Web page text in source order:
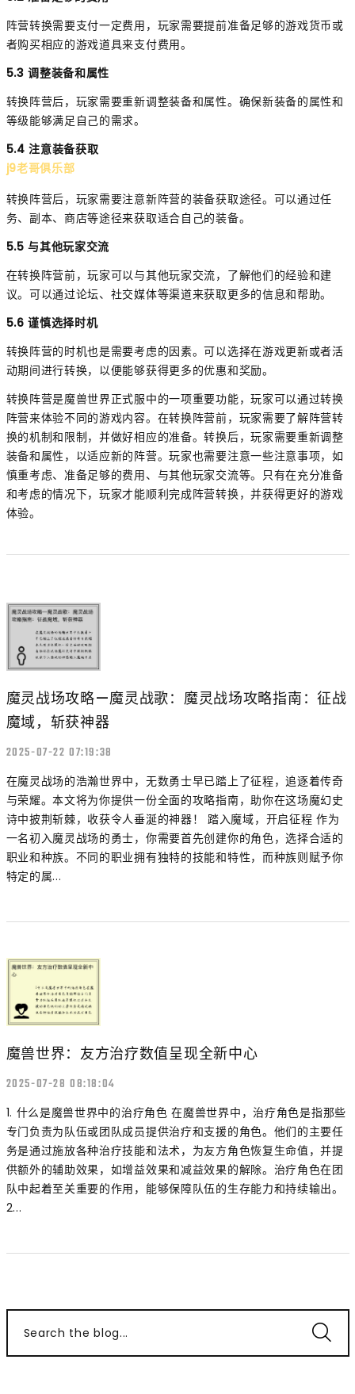
阵营转换需要支付一定费用，玩家需要提前准备足够的游戏货币或
者购买相应的游戏道具来支付费用。
5.3 调整装备和属性
转换阵营后，玩家需要重新调整装备和属性。确保新装备的属性和
等级能够满足自己的需求。
5.4 注意装备获取
j9老哥俱乐部
转换阵营后，玩家需要注意新阵营的装备获取途径。可以通过任
务、副本、商店等途径来获取适合自己的装备。
5.5 与其他玩家交流
在转换阵营前，玩家可以与其他玩家交流，了解他们的经验和建
议。可以通过论坛、社交媒体等渠道来获取更多的信息和帮助。
5.6 谨慎选择时机
转换阵营的时机也是需要考虑的因素。可以选择在游戏更新或者活
动期间进行转换，以便能够获得更多的优惠和奖励。
转换阵营是魔兽世界正式服中的一项重要功能，玩家可以通过转换
阵营来体验不同的游戏内容。在转换阵营前，玩家需要了解阵营转
换的机制和限制，并做好相应的准备。转换后，玩家需要重新调整
装备和属性，以适应新的阵营。玩家也需要注意一些注意事项，如
慎重考虑、准备足够的费用、与其他玩家交流等。只有在充分准备
和考虑的情况下，玩家才能顺利完成阵营转换，并获得更好的游戏
体验。
魔灵战场攻略—魔灵战歌：魔灵战场攻略指南：征战
魔域，斩获神器
2025-07-22 07:19:38
在魔灵战场的浩瀚世界中，无数勇士早已踏上了征程，追逐着传奇
与荣耀。本文将为你提供一份全面的攻略指南，助你在这场魔幻史
诗中披荆斩棘，收获令人垂涎的神器！ 踏入魔域，开启征程 作为
一名初入魔灵战场的勇士，你需要首先创建你的角色，选择合适的
职业和种族。不同的职业拥有独特的技能和特性，而种族则赋予你
特定的属...
魔兽世界：友方治疗数值呈现全新中心
2025-07-28 08:18:04
1. 什么是魔兽世界中的治疗角色 在魔兽世界中，治疗角色是指那些
专门负责为队伍或团队成员提供治疗和支援的角色。他们的主要任
务是通过施放各种治疗技能和法术，为友方角色恢复生命值，并提
供额外的辅助效果，如增益效果和减益效果的解除。治疗角色在团
队中起着至关重要的作用，能够保障队伍的生存能力和持续输出。
2...
Search the blog...